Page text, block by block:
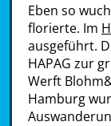
Eben so
florierte. Im
ausgeführt.
HAPAG zur
Werft
Hamburg